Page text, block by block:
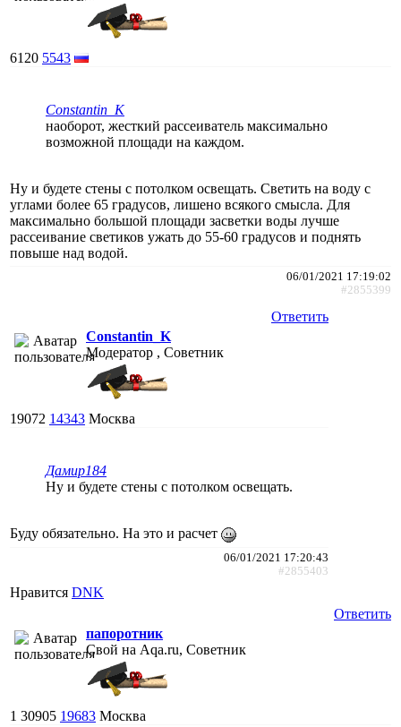
6120 5543
Constantin_K
наоборот, жесткий рассеиватель максимально
возможной площади на каждом.
Ну и будете стены с потолком освещать. Светить на воду с
углами более 65 градусов, лишено всякого смысла. Для
максимально большой площади засветки воды лучше
рассеивание светиков ужать до 55-60 градусов и поднять
повыше над водой.
06/01/2021 17:19:02
#2855399
Ответить
Constantin_K
Модератор , Советник
19072 14343 Москва
Дамир184
Ну и будете стены с потолком освещать.
Буду обязательно. На это и расчет
06/01/2021 17:20:43
#2855403
Нравится DNK
Ответить
папоротник
Свой на Aqa.ru, Советник
1 30905 19683 Москва